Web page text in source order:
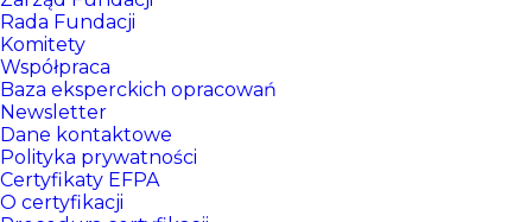
Rada Fundacji
Komitety
Współpraca
Baza eksperckich opracowań
Newsletter
Dane kontaktowe
Polityka prywatności
Certyfikaty EFPA
O certyfikacji
Rejestr
Certyfikowanych
Doradców EFPA